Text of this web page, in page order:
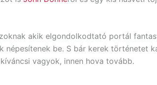
akik elgondolkodtató portál
népesítenek be. S bár kerek történetet
vagyok, innen hova tovább.